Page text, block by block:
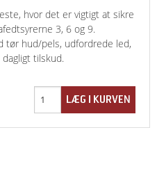
hvor det er vigtigt at sikre
3, 6 og 9.
tør hud/pels, udfordrede led,
tilskud.